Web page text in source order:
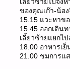
ของคุณเก๊า-น้อ
15.15 แวะหาข
15.45 ออกเดิน
เลี้ยวซ้ายแยกไ
18.00 อาหารเ
21.00 ชมการแ